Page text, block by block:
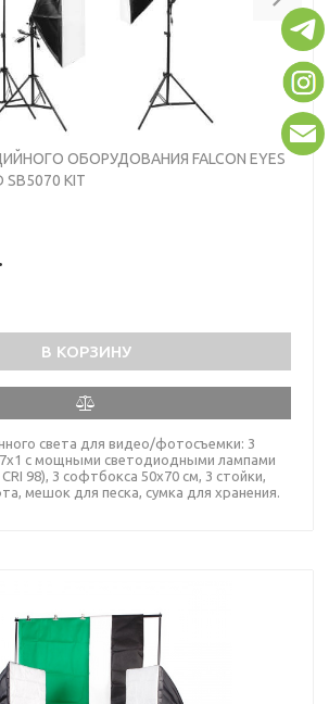
ОБОРУДОВАНИЯ FALCON EYES
SB5070 KIT
В КОРЗИНУ
света для видео/фотосъемки: 3
с мощными светодиодными лампами
98), 3 софтбокса 50х70 см, 3 стойки,
мешок для песка, сумка для хранения.